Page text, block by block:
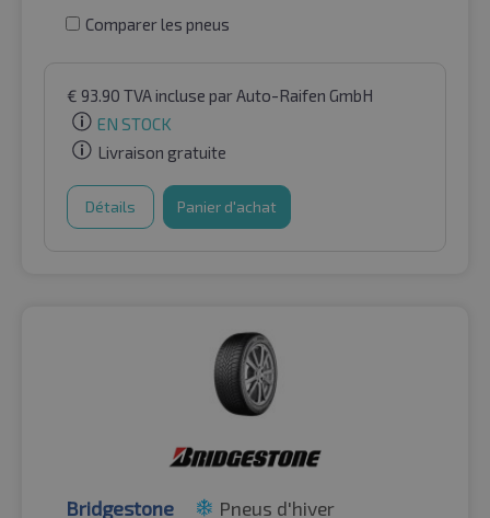
Comparer les pneus
€ 93.90 TVA incluse par Auto-Raifen GmbH
EN STOCK
Livraison gratuite
Détails Panier d'achat
Bridgestone Pneus d'hiver